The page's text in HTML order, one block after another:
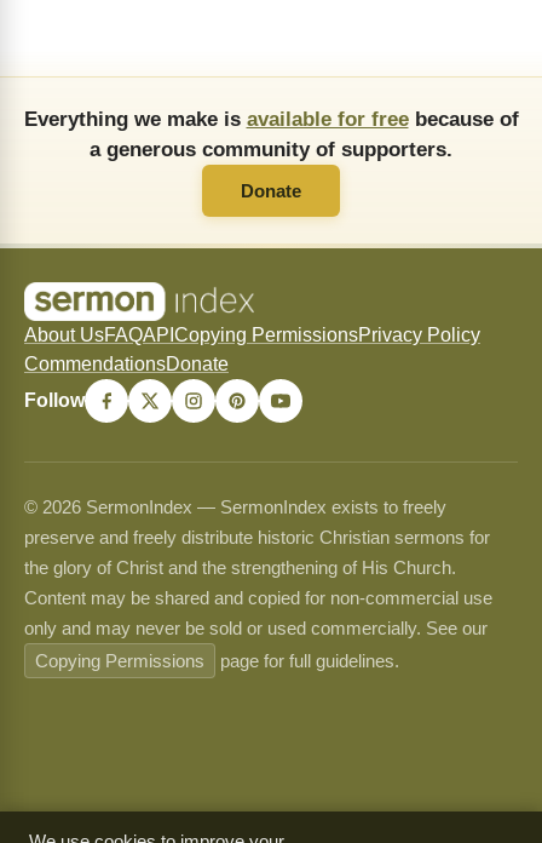
Everything we make is available for freebecause of
a generous community of supporters.
Donate
About UsFAQAPI Copying PermissionsPrivacy Policy
CommendationsDonate
Follow
© 2026 SermonIndex — SermonIndex exists to freely
preserve and freely distribute historic Christian sermons for
the glory of Christ and the strengthening of His Church.
Content may be shared and copied for non-commercial use
only and may never be sold or used commercially. See our
Copying Permissions
page for full guidelines.